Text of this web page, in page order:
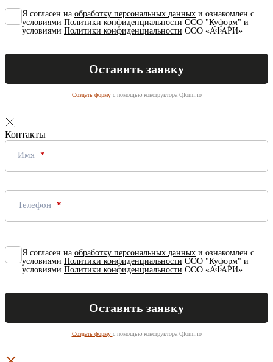
Я согласен на обработку персональных данных и ознакомлен с
условиями Политики конфиденциальности ООО "Куформ" и
условиями Политики конфиденциальности ООО «АФАРИ»
Создать форму с помощью конструктора Qform.io
Контакты
Имя
Телефон
Я согласен на обработку персональных данных и ознакомлен с
условиями Политики конфиденциальности ООО "Куформ" и
условиями Политики конфиденциальности ООО «АФАРИ»
Создать форму с помощью конструктора Qform.io